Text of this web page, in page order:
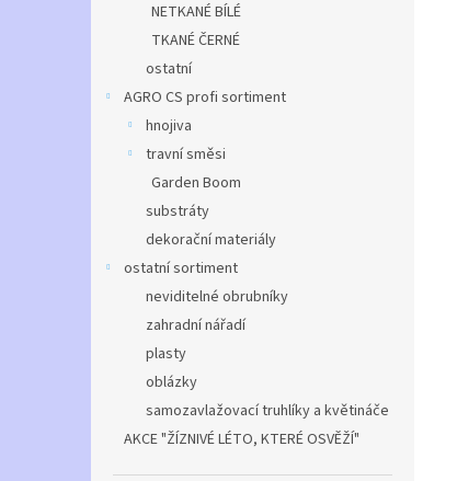
NETKANÉ BÍLÉ
TKANÉ ČERNÉ
ostatní
AGRO CS profi sortiment
hnojiva
travní směsi
Garden Boom
substráty
dekorační materiály
ostatní sortiment
neviditelné obrubníky
zahradní nářadí
plasty
oblázky
samozavlažovací truhlíky a květináče
AKCE "ŽÍZNIVÉ LÉTO, KTERÉ OSVĚŽÍ"